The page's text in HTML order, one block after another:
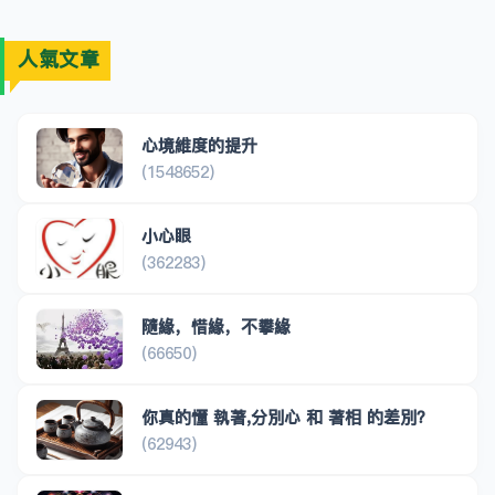
人氣文章
心境維度的提升
(1548652)
小心眼
(362283)
隨緣，惜緣，不攀緣
(66650)
你真的懂 執著,分別心 和 著相 的差別？
(62943)